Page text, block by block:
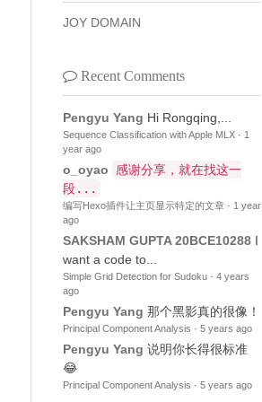
JOY DOMAIN
Recent Comments
Pengyu Yang Hi Rongqing,...
Sequence Classification with Apple MLX· 1
year ago
o_oyao 感谢分享，就在找这一
段...
编写Hexo插件让主页显示特定的文章· 1 year
ago
SAKSHAM GUPTA 20BCE10288 I
want a code to...
Simple Grid Detection for Sudoku· 4 years
ago
Pengyu Yang 那个黑影真的很像！
Principal Component Analysis · 5 years ago
Pengyu Yang 说明你长得很标准
😂
Principal Component Analysis · 5 years ago